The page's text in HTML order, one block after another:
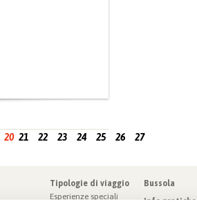
20 21 22 23 24 25 26 27
Tipologie di viaggio
Esperienze speciali
Bussola